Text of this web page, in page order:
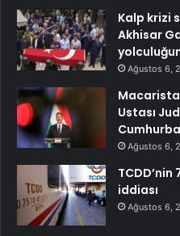
Kalp krizi
Akhisar
Ağustos 6,
Ustası
Ağustos 6,
TCDD’nin
iddiası
Ağustos 6,